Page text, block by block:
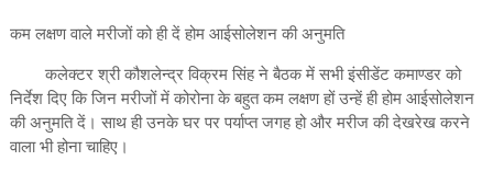
कम लक्षण वाले मरीजों को ही दें होम आईसोलेशन की अनुमति
कलेक्टर श्री कौशलेन्द्र विक्रम सिंह ने बैठक में सभी इंसीडेंट कमाण्डर को
निर्देश दिए कि जिन मरीजों में कोरोना के बहुत कम लक्षण हों उन्हें ही होम आईसोलेशन
की अनुमति दें। साथ ही उनके घर पर पर्याप्त जगह हो और मरीज की देखरेख करने
वाला भी होना चाहिए।